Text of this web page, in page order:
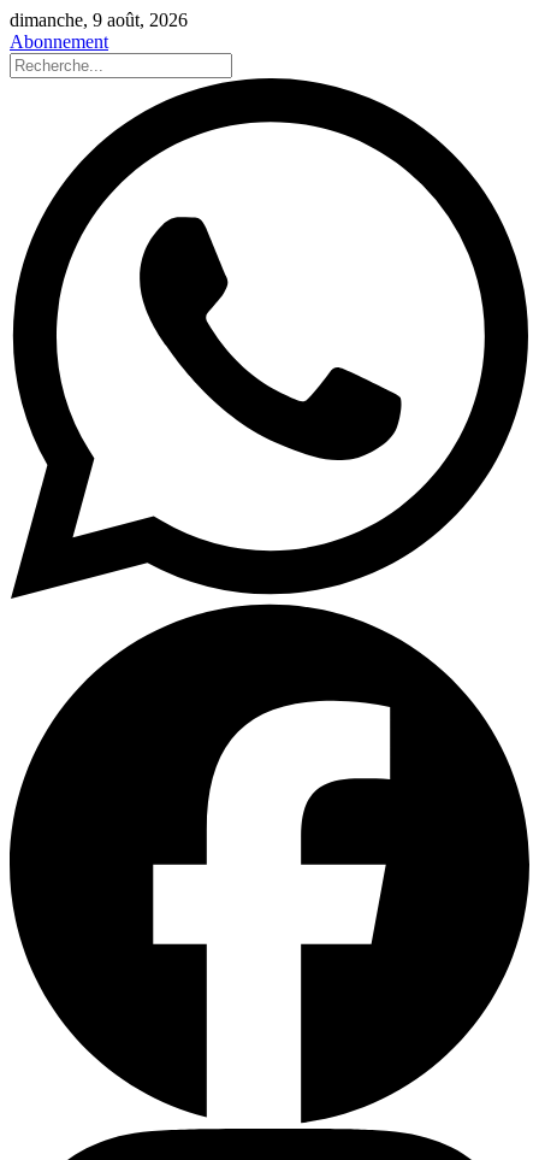
dimanche, 9 août, 2026
Abonnement